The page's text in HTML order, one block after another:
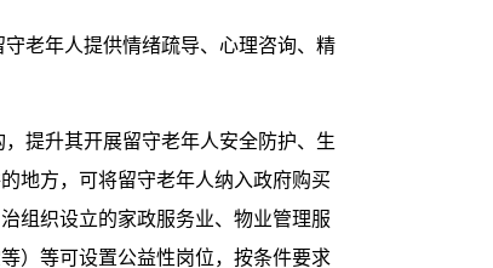
老年人提供情绪疏导、心理咨询、精
提升其开展留守老年人安全防护、生
地方，可将留守老年人纳入政府购买
组织设立的家政服务业、物业管理服
）等可设置公益性岗位，按条件要求